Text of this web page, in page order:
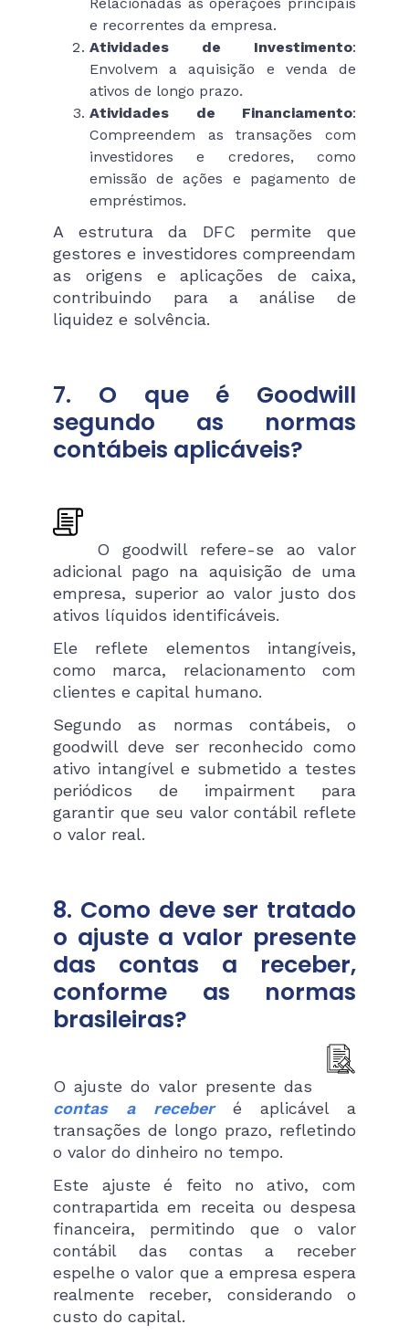
Relacionadas às operações principais
e recorrentes da empresa.
Atividades de Investimento:
Envolvem a aquisição e venda de
ativos de longo prazo.
Atividades de Financiamento:
Compreendem as transações com
investidores e credores, como
emissão de ações e pagamento de
empréstimos.
A estrutura da DFC permite que
gestores e investidores compreendam
as origens e aplicações de caixa,
contribuindo para a análise de
liquidez e solvência​.
7. O que é Goodwill
segundo as normas
contábeis aplicáveis?
O goodwill refere-se ao valor
adicional pago na aquisição de uma
empresa, superior ao valor justo dos
ativos líquidos identificáveis.
Ele reflete elementos intangíveis,
como marca, relacionamento com
clientes e capital humano.
Segundo as normas contábeis, o
goodwill deve ser reconhecido como
ativo intangível e submetido a testes
periódicos de impairment para
garantir que seu valor contábil reflete
o valor real​.
8. Como deve ser tratado
o ajuste a valor presente
das contas a receber,
conforme as normas
brasileiras?
O ajuste do valor presente das
contas a receber é aplicável a
transações de longo prazo, refletindo
o valor do dinheiro no tempo.
Este ajuste é feito no ativo, com
contrapartida em receita ou despesa
financeira, permitindo que o valor
contábil das contas a receber
espelhe o valor que a empresa espera
realmente receber, considerando o
custo do capital​.